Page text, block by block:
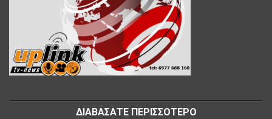
ΔΙΑΒΑΣΑΤΕ ΠΕΡΙΣΣΟΤΕΡΟ